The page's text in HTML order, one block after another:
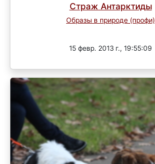
Страж Антарктиды
Образы в природе (профи)
15 февр. 2013 г., 19:55:09